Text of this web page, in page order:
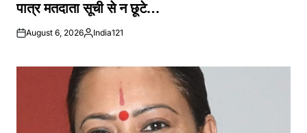
पात्र मतदाता सूची से न छूटे…
August 6, 2026Posted
India121